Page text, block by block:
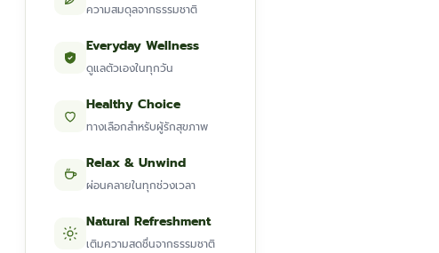
ความสมดุลจากธรรมชาติ
Everyday Wellness
ดูแลตัวเองในทุกวัน
Healthy Choice
ทางเลือกสำหรับผู้รักสุขภาพ
Relax & Unwind
ผ่อนคลายในทุกช่วงเวลา
Natural Refreshment
เติมความสดชื่นจากธรรมชาติ